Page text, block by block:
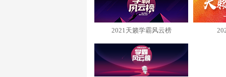
2021天籁学霸风云榜